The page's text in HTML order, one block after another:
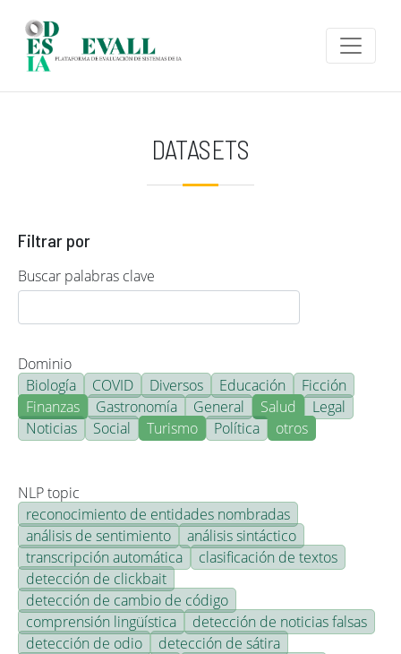
DATASETS
Filtrar por
Buscar palabras clave
Dominio
Biología
COVID Diversos Educación
Ficción
Finanzas
Gastronomía General Salud
Legal
Noticias
Social Turismo Política otros
NLP topic
reconocimiento de entidades nombradas
análisis de sentimiento
análisis sintáctico
transcripción automática
clasificación de textos
detección de clickbait
detección de cambio de código
comprensión lingüística
detección de noticias falsas
detección de odio
detección de sátira